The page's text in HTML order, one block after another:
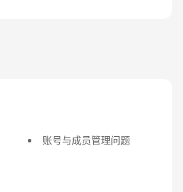
账号与成员管理问题